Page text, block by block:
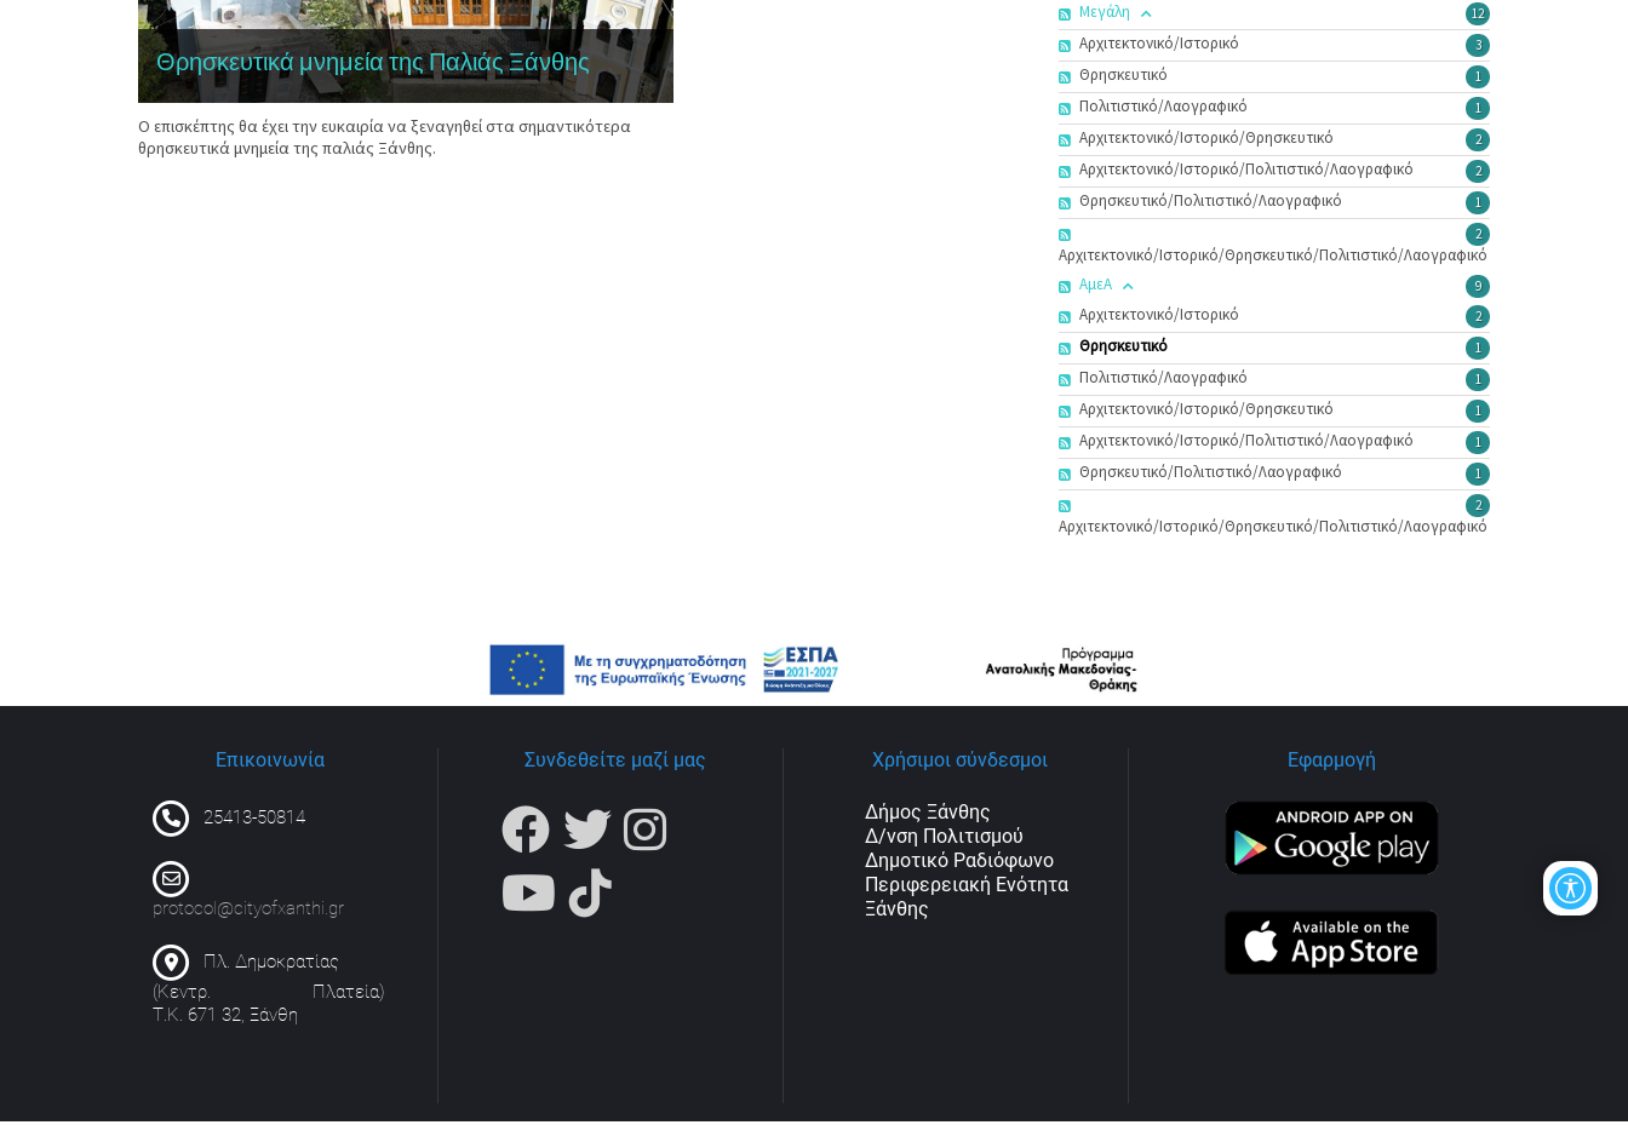
Θρησκευτικά μνημεία της Παλιάς Ξάνθης
Ο επισκέπτης θα έχει την ευκαιρία να ξεναγηθεί στα σημαντικότερα
θρησκευτικά μνημεία της παλιάς Ξάνθης.
12
Μεγάλη
3
Αρχιτεκτονικό/Ιστορικό
1
Θρησκευτικό
1
Πολιτιστικό/Λαογραφικό
2
Αρχιτεκτονικό/Ιστορικό/Θρησκευτικό
2
Αρχιτεκτονικό/Ιστορικό/Πολιτιστικό/Λαογραφικό
1
Θρησκευτικό/Πολιτιστικό/Λαογραφικό
2
Αρχιτεκτονικό/Ιστορικό/Θρησκευτικό/Πολιτιστικό/Λαογραφικό
9
ΑμεΑ
2
Αρχιτεκτονικό/Ιστορικό
1
Θρησκευτικό
1
Πολιτιστικό/Λαογραφικό
1
Αρχιτεκτονικό/Ιστορικό/Θρησκευτικό
1
Αρχιτεκτονικό/Ιστορικό/Πολιτιστικό/Λαογραφικό
1
Θρησκευτικό/Πολιτιστικό/Λαογραφικό
2
Αρχιτεκτονικό/Ιστορικό/Θρησκευτικό/Πολιτιστικό/Λαογραφικό
Επικοινωνία
25413-50814
protocol@cityofxanthi.gr
Πλ. Δημοκρατίας
(Κεντρ. Πλατεία)
Τ.Κ. 671 32, Ξάνθη
Συνδεθείτε μαζί μας Χρήσιμοι σύνδεσμοι
Δήμος Ξάνθης
Δ/νση Πολιτισμού
Δημοτικό Ραδιόφωνο
Περιφερειακή Ενότητα
Ξάνθης
Εφαρμογή